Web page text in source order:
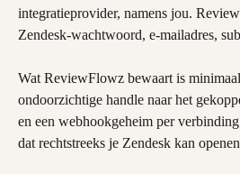
integratieprovider, namens jou.
Zendesk-wachtwoord, e-mailadres,
Wat ReviewFlowz bewaart is
ondoorzichtige handle naar het
en een webhookgeheim per
dat rechtstreeks je Zendesk kan